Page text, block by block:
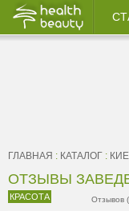
ГЛАВНАЯ : КАТАЛОГ :
ОТЗЫВЫ
КРАСОТА Отзывов